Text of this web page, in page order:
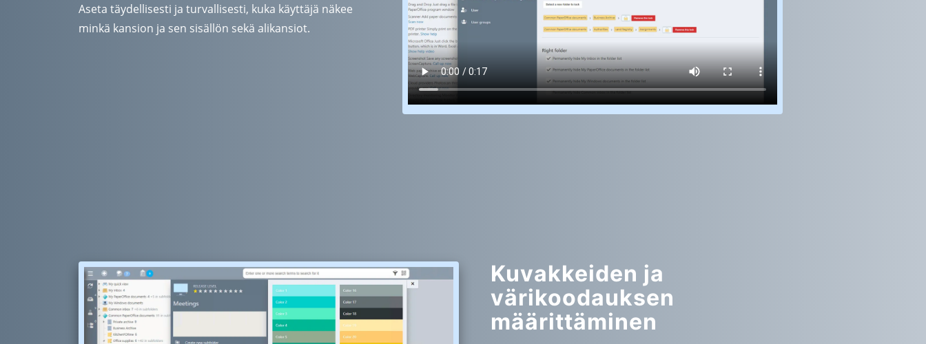
Aseta täydellisesti ja turvallisesti, kuka käyttäjä näkee
minkä kansion ja sen sisällön sekä alikansiot.
Kuvakkeiden ja
värikoodauksen
määrittäminen